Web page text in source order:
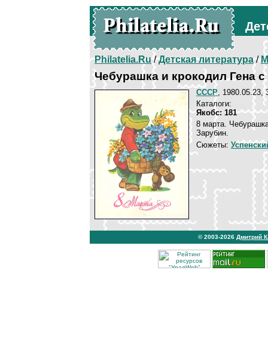
Philatelia.Ru/Детская литература/
Чебурашка и крокодил Гена
СССР, 1980.05.23,
Каталоги:
Якобс: 181
8 марта.
Зарубин.
Сюжеты:
© 2003-2026 Дмитрий